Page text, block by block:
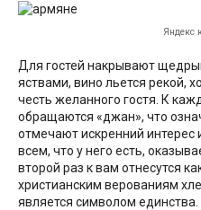
Яндекс
Для гостей накрывают
яствами, вино льется рекой,
честь желанного гостя. К
обращаются «джан», что
отмечают искренний интерес
всем, что у него есть,
второй раз к вам отнесутся
христианским верованиям
является символом